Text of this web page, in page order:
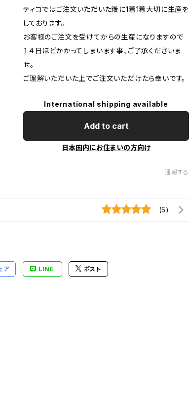
ティコではご注文いただいた後に1着1着大切に生産を
しております。
お客様のご注文を受けてからの生産になりますので
１４日ほどかかってしまいます事、ご了承くださいま
せ。
ご理解いただいた上でご注文いただけたら幸いです。
International shipping available
Add to cart
日本国内にお住まいの方向け
通報する
(5)
ア LINE ポスト